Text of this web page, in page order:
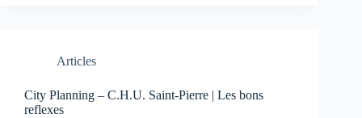
Articles
City Planning – C.H.U. Saint-Pierre | Les bons
reflexes